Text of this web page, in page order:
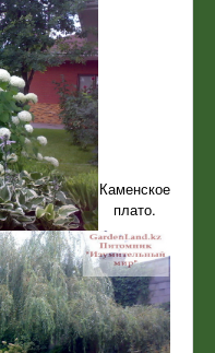
Каменское
плато.